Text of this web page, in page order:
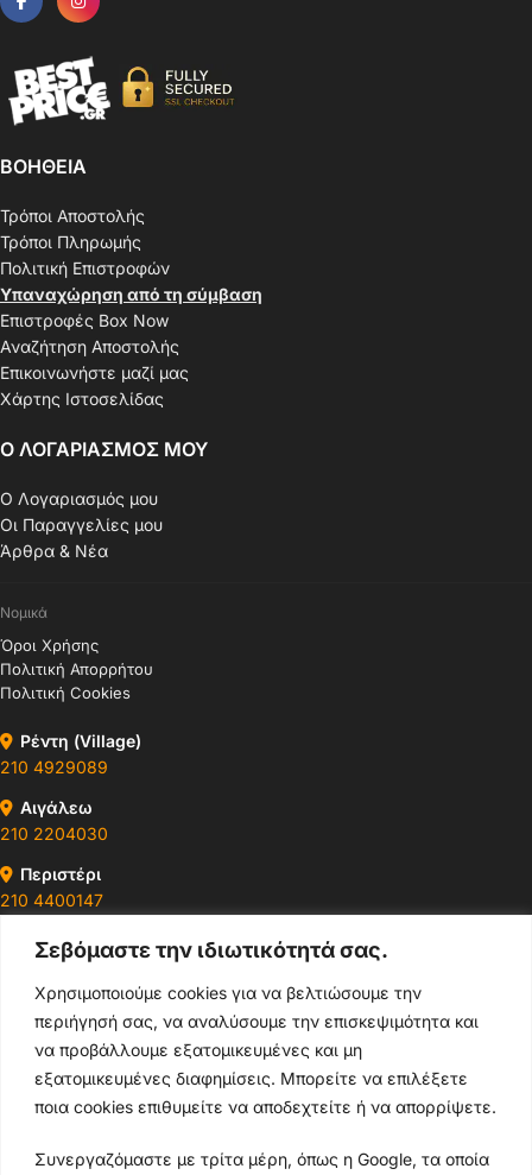
Σεβόμαστε την ιδιωτικότητά σας.
Χρησιμοποιούμε cookies για να βελτιώσουμε την
περιήγησή σας, να αναλύσουμε την επισκεψιμότητα και
να προβάλλουμε εξατομικευμένες και μη
εξατομικευμένες διαφημίσεις. Μπορείτε να επιλέξετε
ποια cookies επιθυμείτε να αποδεχτείτε ή να απορρίψετε.
Συνεργαζόμαστε με τρίτα μέρη, όπως η Google, τα οποία
ΒΟΗΘΕΙΑ
Τρόποι Αποστολής
Τρόποι Πληρωμής
Πολιτική Επιστροφών
Υπαναχώρηση από τη σύμβαση
Επιστροφές Box Now
Αναζήτηση Αποστολής
Επικοινωνήστε μαζί μας
Χάρτης Ιστοσελίδας
Ο ΛΟΓΑΡΙΑΣΜΟΣ ΜΟΥ
Ο Λογαριασμός μου
Οι Παραγγελίες μου
Άρθρα & Νέα
Νομικά
Όροι Χρήσης
Πολιτική Απορρήτου
Πολιτική Cookies
Ρέντη (Village)
210 4929089
Αιγάλεω
210 2204030
Περιστέρι
210 4400147
Ωράρια & Διευθύνσεις →
210 4929089
Κεντρικό τηλέφωνο
info@thikishop.gr
Δευ - Σάβ: 10:00 - 21:00